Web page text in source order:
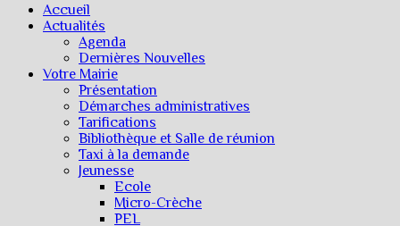
Accueil
Actualités
Agenda
Dernières Nouvelles
Votre Mairie
Présentation
Démarches administratives
Tarifications
Bibliothèque et Salle de réunion
Taxi à la demande
Jeunesse
Ecole
Micro-Crèche
PEL